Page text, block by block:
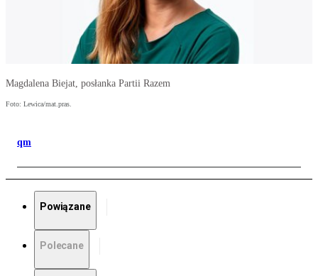
Magdalena Biejat, posłanka Partii Razem
Foto: Lewica/mat.pras.
qm
Powiązane
Polecane